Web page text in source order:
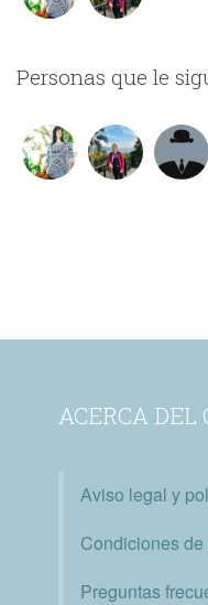
Personas que le
ACERCA DEL
Aviso legal y
Condiciones de
Preguntas